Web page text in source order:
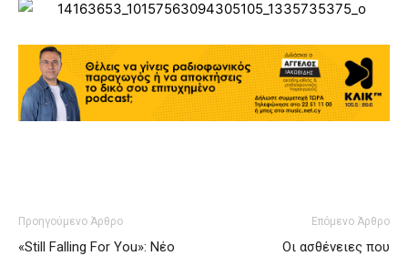
Προηγούμενο Άρθρο
«Still Falling For You»: Νέο
Επόμενο Άρθρο
Οι ασθένειες που